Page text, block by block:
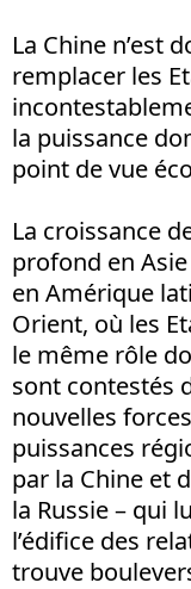
La Chine n’est
remplacer les
la puissance
point de vue
La croissance
profond en Asie
en Amérique
Orient, où les
le même rôle
sont contestés
nouvelles
puissances
par la Chine et
la Russie – qui
l’édifice des
trouve